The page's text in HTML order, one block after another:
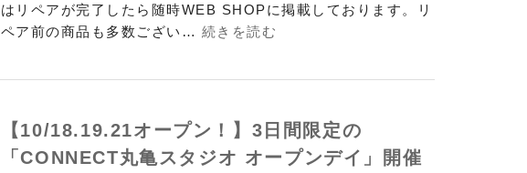
はリペアが完了したら随時WEB SHOPに掲載しております。リ
ペア前の商品も多数ござい… 続きを読む
【10/18.19.21オープン！】3日間限定の
「CONNECT丸亀スタジオ オープンデイ」開催